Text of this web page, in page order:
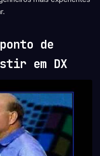
de
em DX